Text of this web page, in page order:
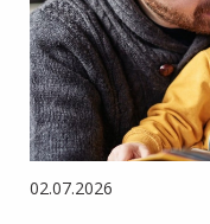
02.07.2026